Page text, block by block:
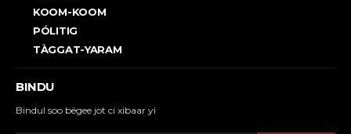
KOOM-KOOM
PÓLITIG
TÀGGAT-YARAM
BINDU
Bindul soo bëgee jot ci xibaar yi